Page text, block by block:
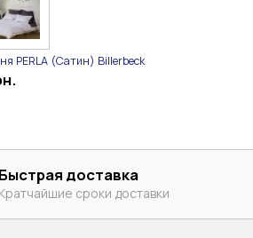
PERLA (Сатин) Billerbeck
Быстрая доставка
Кратчайшие сроки доставки